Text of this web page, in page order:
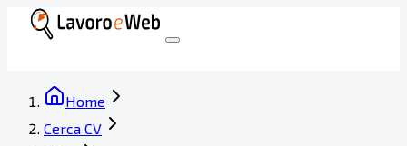
Home
Cerca CV